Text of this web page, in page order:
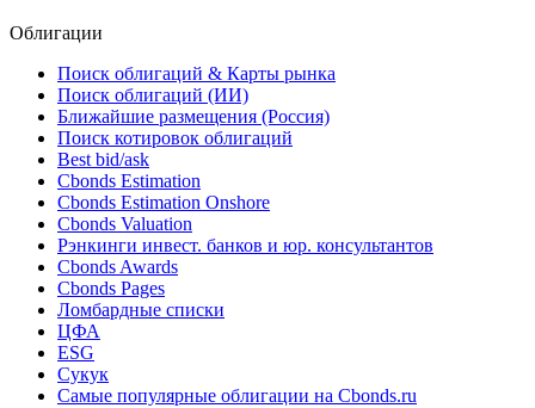
*** ***
00000000
Облигации
Поиск облигаций & Карты рынка
Поиск облигаций (ИИ)
Ближайшие размещения (Россия)
Поиск котировок облигаций
Best bid/ask
Cbonds Estimation
Cbonds Estimation Onshore
Cbonds Valuation
Рэнкинги инвест. банков и юр. консультантов
Cbonds Awards
Cbonds Pages
Ломбардные списки